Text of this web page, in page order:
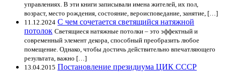
управлениях. В эти книги записывали имена жителей, их пол,
возраст, место рождения, состояние, вероисповедание, занятие, […]
11.12.2024 С чем сочетается светящийся натяжной
потолок Светящиеся натяжные потолки – это эффектный и
современный элемент декора, способный преобразить любое
помещение. Однако, чтобы достичь действительно впечатляющего
результата, важно […]
13.04.2015 Постановление президиума ЦИК СССР